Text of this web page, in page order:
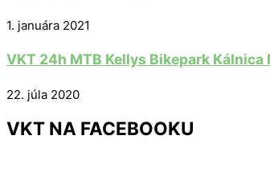
1. januára 2021
VKT 24h MTB Kellys Bikepark
22. júla 2020
VKT NA FACEBOOKU